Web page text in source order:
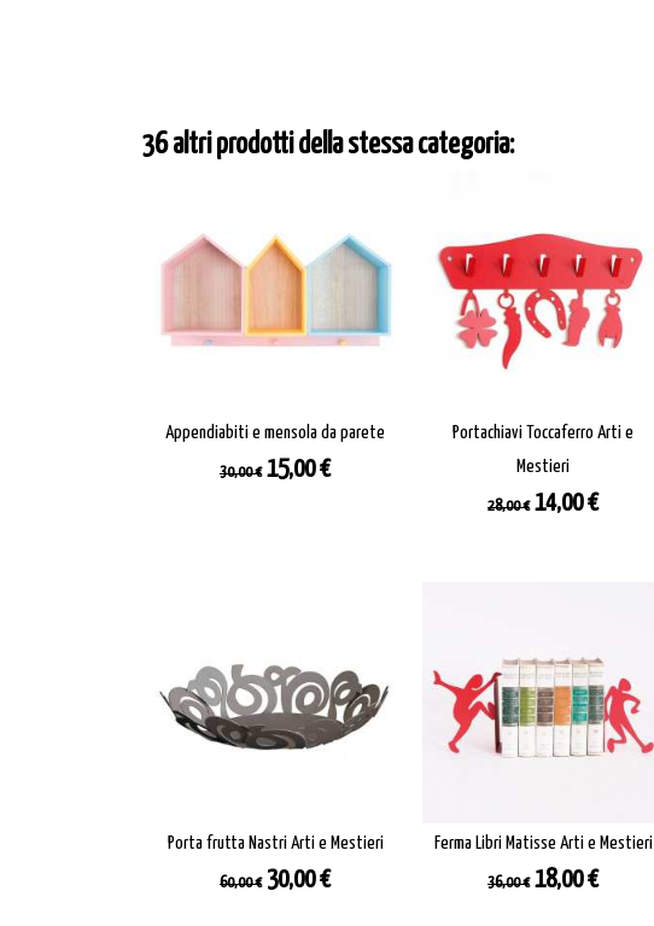
36 altri prodotti della stessa categoria:
Appendiabiti e mensola da parete
Prezzo
30,00 € Prezzo
15,00 €
Portachiavi Toccaferro Arti e
Mestieri
Prezzo
28,00 € Prezzo
14,00 €
Porta frutta Nastri Arti e Mestieri
Prezzo
60,00 € Prezzo
30,00 €
Ferma Libri Matisse Arti e Mestieri
Prezzo
36,00 € Prezzo
18,00 €